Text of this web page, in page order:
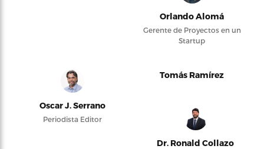
Orlando Alomá
Gerente de Proyectos en un
Startup
Oscar J. Serrano
Periodista Editor
Tomás Ramírez
Dr. Ronald Collazo